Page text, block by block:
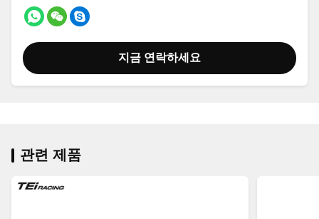
지금 연락하세요
관련 제품